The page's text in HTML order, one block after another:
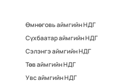
Өмнөговь аймгийн НДГ
Сүхбаатар аймгийн НДГ
Сэлэнгэ аймгийн НДГ
Төв аймгийн НДГ
Увс аймгийн НДГ